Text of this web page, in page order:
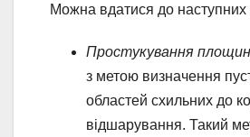
Можна вдатися до наступних
Простукування
з метою визначення
областей схильних до
відшарування. Такий